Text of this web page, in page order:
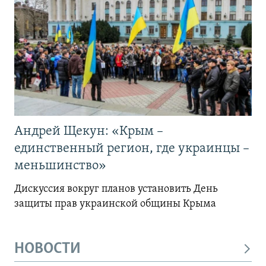
Андрей Щекун: «Крым –
единственный регион, где украинцы –
меньшинство»
Дискуссия вокруг планов установить День
защиты прав украинской общины Крыма
НОВОСТИ